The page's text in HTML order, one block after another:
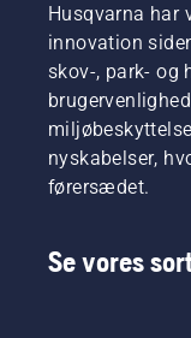
Husqvarna har
innovation
skov-, park- og
nyskabelser,
førersædet.
Se vores